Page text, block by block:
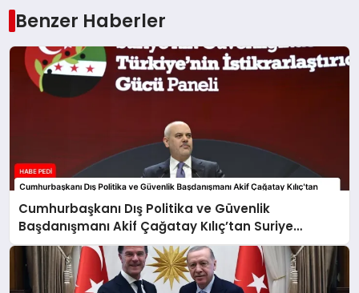
Benzer Haberler
Cumhurbaşkanı Dış Politika ve Güvenlik
Başdanışmanı Akif Çağatay Kılıç’tan Suriye
Panelinde Önemli Açıklamalar